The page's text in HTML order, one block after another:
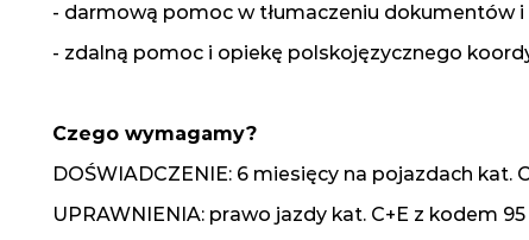
- darmową pomoc w tłumaczeniu dokumentów
- zdalną pomoc i opiekę polskojęzycznego
Czego wymagamy?
DOŚWIADCZENIE: 6 miesięcy na pojazdach kat.
UPRAWNIENIA: prawo jazdy kat. C+E z kodem